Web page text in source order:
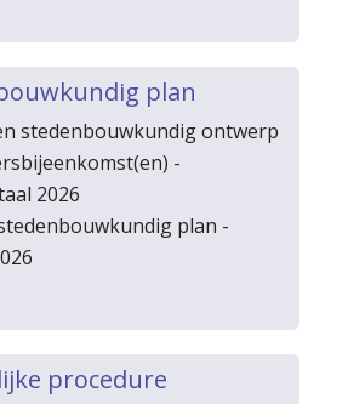
plan
stedenbouwkundig ontwerp
-
2026
plan -
procedure